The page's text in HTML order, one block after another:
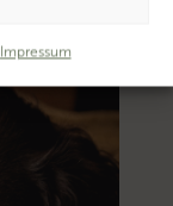
Impressum